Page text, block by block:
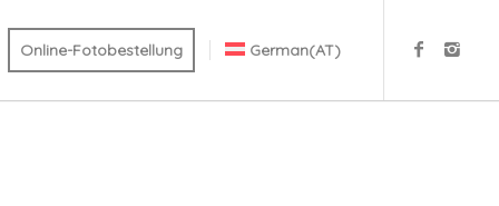
Online-Fotobestellung German(AT)